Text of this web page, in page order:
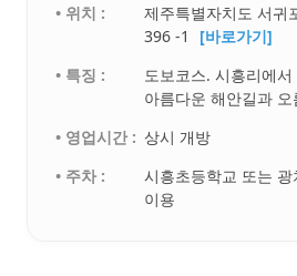
• 위치 :
제주특별자치도 서귀
396 -1
[바로가기]
• 특징 :
도보코스. 시흥리에
아름다운 해안길과
• 영업시간 : 상시 개방
• 주차 :
시흥초등학교 또는
이용